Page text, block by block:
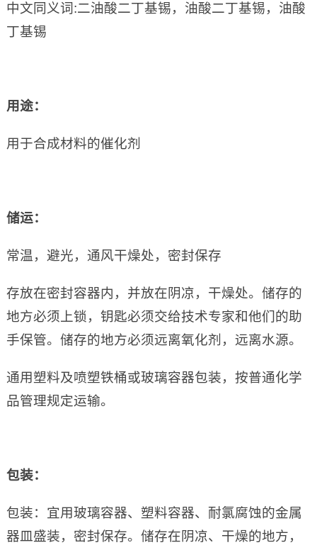
中文同义词:二油酸二丁基锡，油酸二丁基锡，油酸
丁基锡
用途：
用于合成材料的催化剂
储运：
常温，避光，通风干燥处，密封保存
存放在密封容器内，并放在阴凉，干燥处。储存的
地方必须上锁，钥匙必须交给技术专家和他们的助
手保管。储存的地方必须远离氧化剂，远离水源。
通用塑料及喷塑铁桶或玻璃容器包装，按普通化学
品管理规定运输。
包装：
包装：宜用玻璃容器、塑料容器、耐氯腐蚀的金属
器皿盛装，密封保存。储存在阴凉、干燥的地方，